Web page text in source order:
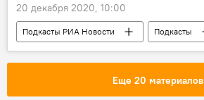
20 декабря 2020, 10:00
Подкасты РИА Новости
Подкасты
Радио
Еще 20 материалов